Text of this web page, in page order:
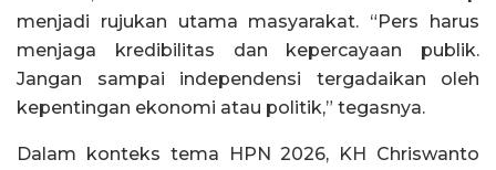
menjadi rujukan utama masyarakat. “Pers harus
menjaga kredibilitas dan kepercayaan publik.
Jangan sampai independensi tergadaikan oleh
kepentingan ekonomi atau politik,” tegasnya.
Dalam konteks tema HPN 2026, KH Chriswanto